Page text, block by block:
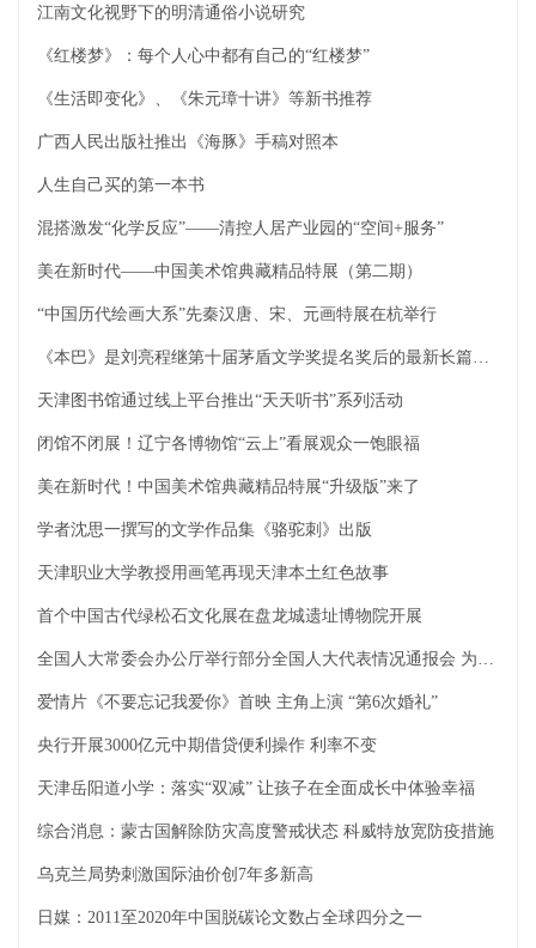
江南文化视野下的明清通俗小说研究
《红楼梦》：每个人心中都有自己的“红楼梦”
《生活即变化》、《朱元璋十讲》等新书推荐
广西人民出版社推出《海豚》手稿对照本
人生自己买的第一本书
混搭激发“化学反应”——清控人居产业园的“空间+服务”
美在新时代——中国美术馆典藏精品特展（第二期）
“中国历代绘画大系”先秦汉唐、宋、元画特展在杭举行
天津图书馆通过线上平台推出“天天听书”系列活动
闭馆不闭展！辽宁各博物馆“云上”看展观众一饱眼福
美在新时代！中国美术馆典藏精品特展“升级版”来了
学者沈思一撰写的文学作品集《骆驼刺》出版
天津职业大学教授用画笔再现天津本土红色故事
首个中国古代绿松石文化展在盘龙城遗址博物院开展
爱情片《不要忘记我爱你》首映 主角上演 “第6次婚礼”
央行开展3000亿元中期借贷便利操作 利率不变
天津岳阳道小学：落实“双减” 让孩子在全面成长中体验幸福
综合消息：蒙古国解除防灾高度警戒状态 科威特放宽防疫措施
乌克兰局势刺激国际油价创7年多新高
日媒：2011至2020年中国脱碳论文数占全球四分之一